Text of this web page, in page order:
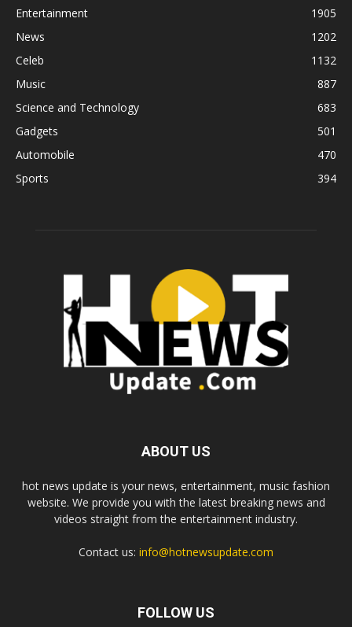
Entertainment
1905
News
1202
Celeb
1132
Music
887
Science and Technology
683
Gadgets
501
Automobile
470
Sports
394
ABOUT US
hot news update is your news, entertainment, music fashion
website. We provide you with the latest breaking news and
videos straight from the entertainment industry.
Contact us: info@hotnewsupdate.com
FOLLOW US